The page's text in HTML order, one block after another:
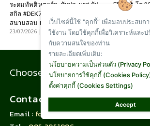
ระดมทัพติวเตอร์ระดับประเทศ อัป
สกิล #DEK70 เตรียมพร้อมก่อนลง
สนามสอบ TC...
23/07/2026 | 5:19 pm
EBITDA โต
23/07/2026 |
Choose Position BANNER Ad.
Contact
Email : fourquarter@hotmail.com
เว็บไซต์นี้ใช้ "คุกกี้” เพื่อมอบประสบ
ใช้งาน โดยใช้คุกกี้เพื่อวิเคราะห์และป
กับความสนใจของท่าน
รายละเอียดเพิ่มเติม:
นโยบายความเป็นส่วนตัว (Privacy
นโยบายการใช้คุกกี้ (Cookies
ตั้งค่าคุกกี้ (Cookies Settings)
Accept